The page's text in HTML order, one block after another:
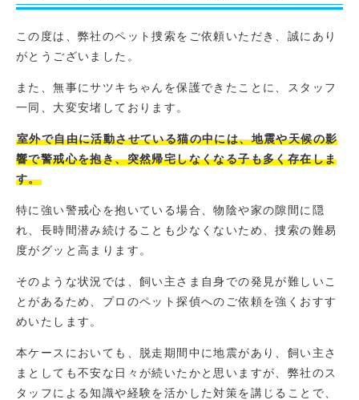
この度は、弊社のペット捜索をご依頼いただき、誠にあり
がとうございました。
また、無事にサツキちゃんを保護できたことに、スタッフ
一同、大変安堵しております。
室外で自由に活動させている猫の中には、地震や天候の影
響で警戒心を抱き、突然帰宅しなくなる子も多く存在しま
す。
特に強い警戒心を抱いている場合、物陰や家の隙間に隠
れ、長時間潜み続けることも少なくないため、捜索の難易
度がグッと高まります。
そのような状況では、飼い主さま自身での発見が難しいこ
とがあるため、プロのペット探偵へのご依頼を強くおすす
めいたします。
本ケースにおいても、脱走期間中に地震があり、飼い主さ
まとしても不安な日々が続いたかと思いますが、弊社のス
タッフによる知識や経験を活かした対策を講じることで、